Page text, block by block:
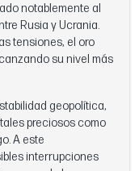
notablemente al
Rusia y Ucrania.
tensiones, el oro
su nivel más
geopolítica,
preciosos como
A este
interrupciones